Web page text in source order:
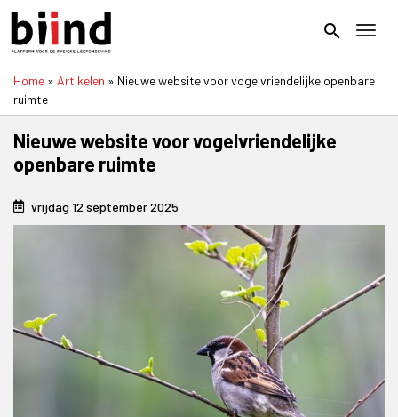
Overslaan
naar
inhoud
gaan
search
Home Artikelen
Nieuwe website voor vogelvriendelijke openbare
ruimte
Nieuwe website voor vogelvriendelijke
openbare ruimte
vrijdag 12 september 2025